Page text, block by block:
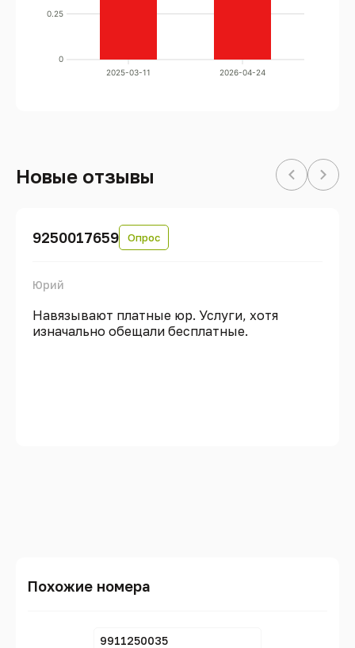
0
0.25
2025-03-11 2026-04-24
Новые отзывы
9250017659 Опрос
Юрий
Навязывают платные юр. Услуги, хотя
изначально обещали бесплатные.
Похожие номера
9911250035